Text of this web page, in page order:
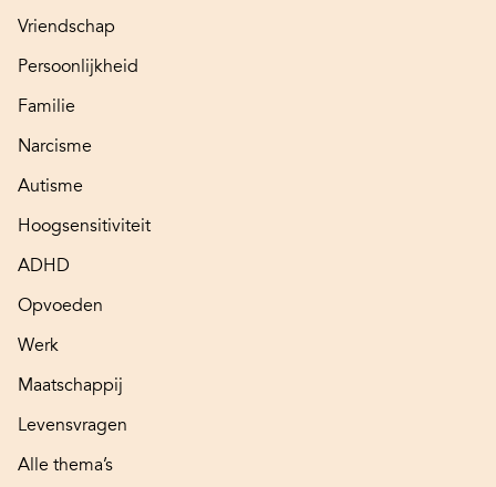
Vriendschap
Persoonlijkheid
Familie
Narcisme
Autisme
Hoogsensitiviteit
ADHD
Opvoeden
Werk
Maatschappij
Levensvragen
Alle thema’s